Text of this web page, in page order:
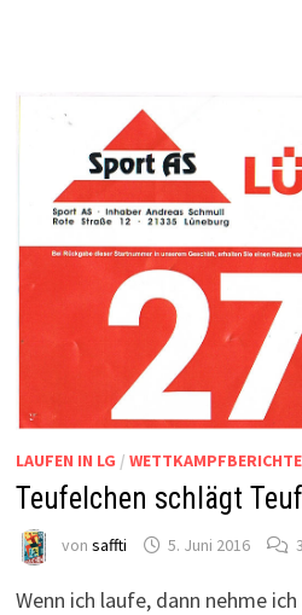
LAUFEN IN LG / WETTKAMPFBERICHTE
Teufelchen schlägt
von saffti 5. Juni 2016 3
Wenn ich laufe, dann nehme